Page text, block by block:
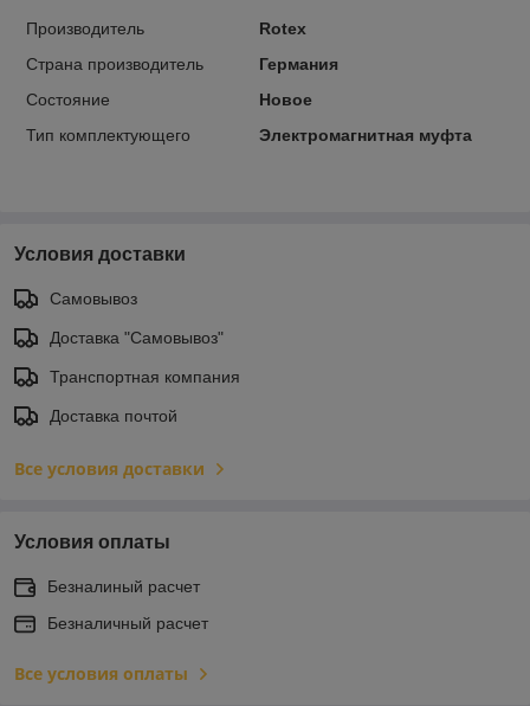
Производитель
Rotex
Страна производитель
Германия
Состояние
Новое
Тип комплектующего
Электромагнитная муфта
Условия доставки
Самовывоз
Доставка "Самовывоз"
Транспортная компания
Доставка почтой
Все условия доставки
Условия оплаты
Безналиный расчет
Безналичный расчет
Все условия оплаты